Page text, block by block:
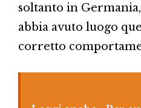
soltanto in
abbia avuto luogo
corretto